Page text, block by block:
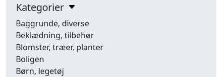
Kategorier
Baggrunde, diverse
Beklædning, tilbehør
Blomster, træer, planter
Boligen
Børn, legetøj